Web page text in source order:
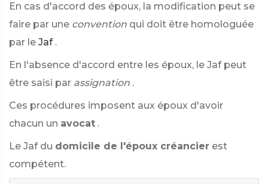
En cas d'accord des époux, la modification peut se
faire par une convention qui doit être homologuée
par le Jaf .
En l'absence d'accord entre les époux, le Jaf peut
être saisi par assignation .
Ces procédures imposent aux époux d'avoir
chacun un avocat .
Le Jaf du domicile de l'époux créancier est
compétent.